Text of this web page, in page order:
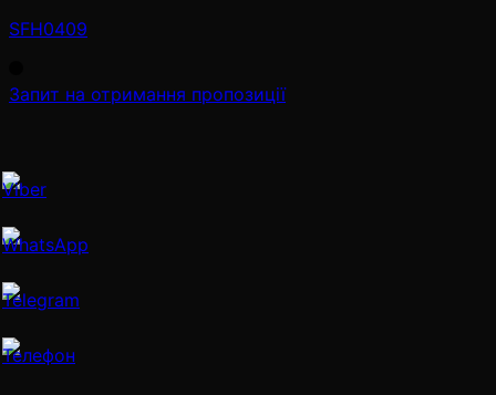
SFH0409
Запит на отримання пропозиції